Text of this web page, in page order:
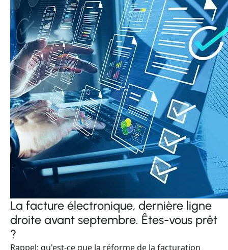
La facture électronique, dernière ligne
droite avant septembre. Êtes-vous prêt
?
Rappel: qu'est-ce que la réforme de la facturation